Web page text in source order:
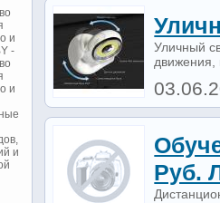
Уличный
движения,
Руб.
и
-
и
и